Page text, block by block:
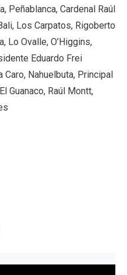
Peñablanca, Cardenal Raúl
Los Carpatos, Rigoberto
Lo Ovalle, O’Higgins,
Eduardo Frei
Nahuelbuta, Principal
Guanaco, Raúl Montt,